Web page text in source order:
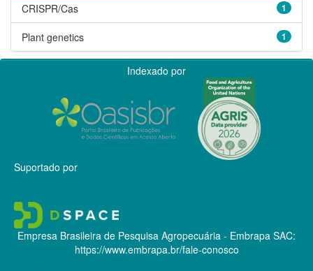
1
CRISPR/Cas
1
Plant genetics
Indexado por
Suportado por
Empresa Brasileira de Pesquisa Agropecuária - Embrapa SAC:
https://www.embrapa.br/fale-conosco